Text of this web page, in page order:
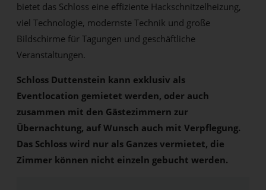
bietet das Schloss eine effiziente Hackschnitzelheizung,
viel Technologie, modernste Technik und große
Bildschirme für Tagungen und geschäftliche
Veranstaltungen.
Schloss Duttenstein kann exklusiv als
Eventlocation gemietet werden, oder auch
zusammen mit den Gästezimmern zur
Übernachtung, auf Wunsch auch mit Verpflegung.
Das Schloss wird nur als Ganzes vermietet, die
Zimmer können nicht einzeln gebucht werden.